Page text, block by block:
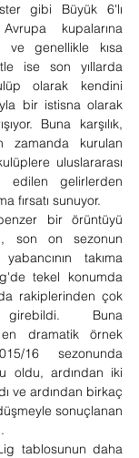
gibi Büyük 6'lı
kupalarına
ve genellikle kısa
ise son yıllarda
olarak kendini
bir istisna olarak
Buna karşılık,
zamanda kurulan
uluslararası
edilen gelirlerden
fırsatı sunuyor.
bir örüntüyü
son on sezonun
takıma
tekel konumda
rakiplerinden çok
girebildi.  Buna
en dramatik örnek
16 sezonunda
oldu, ardından iki
ve ardından birkaç
sonuçlanan
tablosunun daha